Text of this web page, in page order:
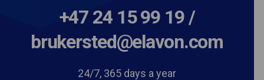
+47 24 15 99 19 /
brukersted@elavon.com
24/7, 365 days a year